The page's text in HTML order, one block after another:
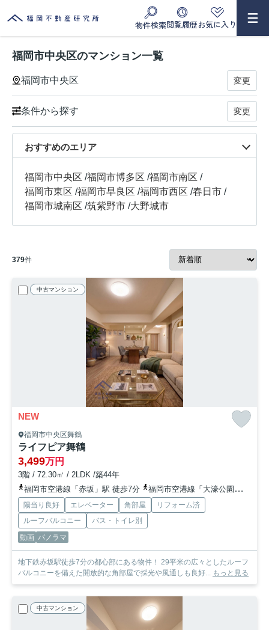
物件検索閲覧履歴お気に入り
福岡市中央区のマンション一覧
福岡市中央区 変更
条件から探す 変更
おすすめのエリア
福岡市中央区 /福岡市博多区 /福岡市南区 /
福岡市東区 /福岡市早良区 /福岡市西区 /春日市 /
福岡市城南区 /筑紫野市 /大野城市
379件
中古マンション
NEW
福岡市中央区舞鶴
ライフピア舞鶴
3,499万円
3階 / 72.30㎡ / 2LDK /築44年
福岡市空港線「赤坂」駅 徒歩7分
福岡市空港線「大濠公園」駅 徒歩11分
陽当り良好 エレベーター 角部屋
リフォーム済
ルーフバルコニー
バス・トイレ別
動画 パノラマ
地下鉄赤坂駅徒歩7分の都心部にある物件！ 29平米の広々としたルーフ
バルコニーを備えた開放的な角部屋で採光や風通しも良好...
もっと見る
中古マンション